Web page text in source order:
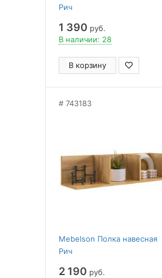
Рич
1 390 руб.
В наличии: 28
В корзину
743183
Mebelson Полка навесная
Рич
2 190 руб.